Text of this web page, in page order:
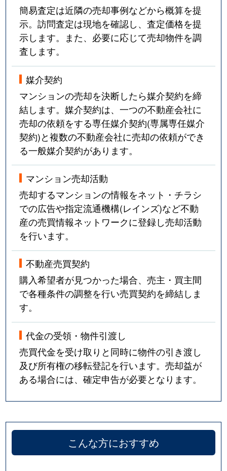
簡易査定は近隣の売却事例などから概算を提
示。訪問査定は現地を確認し、査定価格を提
示します。また、必要に応じて売却物件を調
査します。
媒介契約
マンションの売却を決断したら媒介契約を締
結します。媒介契約は、一つの不動産会社に
売却の依頼をする専任媒介契約(専属専任媒介
契約)と複数の不動産会社に売却の依頼ができ
る一般媒介契約があります。
マンション売却活動
売却するマンションの情報をネット・チラシ
での広告や指定流通機構(レインズ)など不動
産の売買情報ネットワークに登録し売却活動
を行います。
不動産売買契約
購入希望者が見つかった場合、売主・買主間
で各種条件の調整を行い売買契約を締結しま
す。
代金の受領・物件引渡し
売買代金を受け取りと同時に物件の引き渡し
及び所有権の移転登記を行います。売却益が
ある場合には、確定申告が必要となります。
こんな方におすすめ